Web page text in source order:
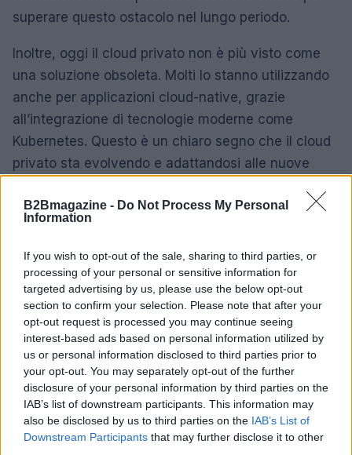
B2Bmagazine - Do Not Process My Personal
Information
If you wish to opt-out of the sale, sharing to third parties, or
processing of your personal or sensitive information for
targeted advertising by us, please use the below opt-out
section to confirm your selection. Please note that after your
opt-out request is processed you may continue seeing
interest-based ads based on personal information utilized by
us or personal information disclosed to third parties prior to
your opt-out. You may separately opt-out of the further
disclosure of your personal information by third parties on the
IAB’s list of downstream participants. This information may
also be disclosed by us to third parties on the IAB’s List of
Downstream Participants that may further disclose it to other
superare questo ostacolo nel lungo periodo.
Inoltre, oggi il cloud privato non è più visto come
una soluzione obsoleta. Molti lo stanno utilizzando
anche per applicazioni cloud-native, grazie
all’integrazione di tecnologie moderne come
Kubernetes. Questo è un chiaro segno che il cloud
privato sta evolvendo e adattandosi alle nuove
In conclusione, mentre le aziende affrontano sfide
emergendo come una strategia vincente. Con
vantaggi in termini di costi, sicurezza e prestazioni,
è chiaro che il cloud privato non è solo una scelta
retrocessa, ma una mossa strategica per rimanere
competitivi nel panorama tecnologico attuale. E
voi, quale strada state percorrendo con la vostra
azienda? Fatemi sapere nei commenti! 💬